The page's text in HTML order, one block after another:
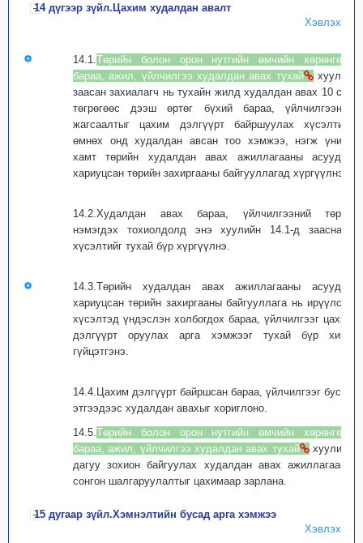
14 дүгээр зүйл.Цахим худалдан авалт
Хэвлэх
14.1.Төрийн болон орон нутгийн өмчийн хөрөнгөөр
бараа, ажил, үйлчилгээ худалдан авах тухай
хуульд
заасан захиалагч нь тухайн жилд худалдан авах 10 сая
төгрөгөөс дээш өртөг бүхий бараа, үйлчилгээний
жагсаалтыг цахим дэлгүүрт байршуулах хүсэлтийг
өмнөх онд худалдан авсан тоо хэмжээ, нэгж үнийн
хамт төрийн худалдан авах ажиллагааны асуудал
хариуцсан төрийн захиргааны байгууллагад хүргүүлнэ.
14.2.Худалдан авах бараа, үйлчилгээний төрөл
нэмэгдэх тохиолдолд энэ хуулийн 14.1-д зааснаар
хүсэлтийг тухай бүр хүргүүлнэ.
14.3.Төрийн худалдан авах ажиллагааны асуудал
хариуцсан төрийн захиргааны байгууллага нь ирүүлсэн
хүсэлтэд үндэслэн холбогдох бараа, үйлчилгээг цахим
дэлгүүрт оруулах арга хэмжээг тухай бүр хийж
гүйцэтгэнэ.
14.4.Цахим дэлгүүрт байршсан бараа, үйлчилгээг бусад
этгээдээс худалдан авахыг хориглоно.
14.5.Төрийн болон орон нутгийн өмчийн хөрөнгөөр
бараа, ажил, үйлчилгээ худалдан авах тухай
хуулийн
дагуу зохион байгуулах худалдан авах ажиллагааны
сонгон шалгаруулалтыг цахимаар зарлана.
15 дугаар зүйл.Хэмнэлтийн бусад арга хэмжээ
Хэвлэх